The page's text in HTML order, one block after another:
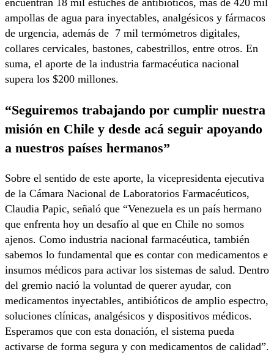
ampollas de agua para inyectables, analgésicos y fármacos
de urgencia, además de 7 mil termómetros digitales,
collares cervicales, bastones, cabestrillos, entre otros. En
suma, el aporte de la industria farmacéutica nacional
supera los $200 millones.
“Seguiremos trabajando por cumplir nuestra
misión en Chile y desde acá seguir apoyando
a nuestros países hermanos”
Sobre el sentido de este aporte, la vicepresidenta ejecutiva
de la Cámara Nacional de Laboratorios Farmacéuticos,
Claudia Papic, señaló que “Venezuela es un país hermano
que enfrenta hoy un desafío al que en Chile no somos
ajenos. Como industria nacional farmacéutica, también
sabemos lo fundamental que es contar con medicamentos e
insumos médicos para activar los sistemas de salud. Dentro
del gremio nació la voluntad de querer ayudar, con
medicamentos inyectables, antibióticos de amplio espectro,
soluciones clínicas, analgésicos y dispositivos médicos.
Esperamos que con esta donación, el sistema pueda
activarse de forma segura y con medicamentos de calidad”.